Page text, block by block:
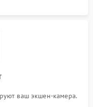
ваш экшен-камера.